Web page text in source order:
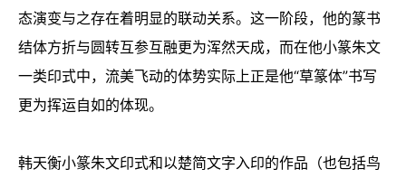
态演变与之存在着明显的联动关系。这一阶段，他的篆书
结体方折与圆转互参互融更为浑然天成，而在他小篆朱文
一类印式中，流美飞动的体势实际上正是他“草篆体”书写
更为挥运自如的体现。
韩天衡小篆朱文印式和以楚简文字入印的作品（也包括鸟